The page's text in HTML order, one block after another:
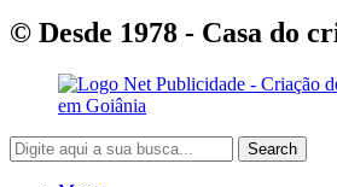
© Desde 1978 - Casa do
Search